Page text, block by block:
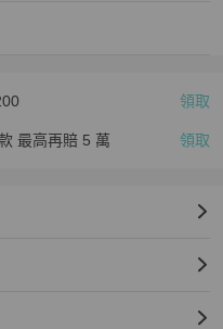
領取
最高再賠 5 萬 領取